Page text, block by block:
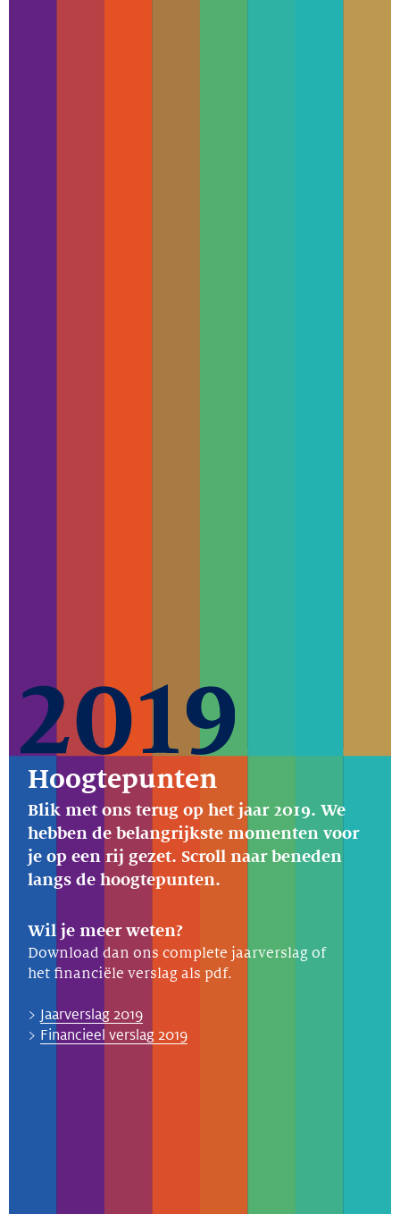
Hoogtepunten
Blik met ons terug op het jaar 2019. We
hebben de belangrijkste momenten voor
je op een rij gezet. Scroll naar beneden
langs de hoogtepunten.
Wil je meer weten?
Download dan ons complete jaarverslag of
het financiële verslag als pdf.
> Jaarverslag 2019
> Financieel verslag 2019